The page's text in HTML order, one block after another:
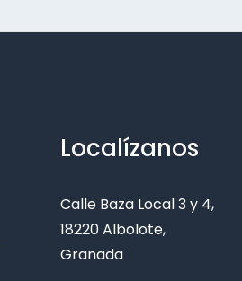
Localízanos
Calle Baza Local 3 y 4,
18220 Albolote,
Granada